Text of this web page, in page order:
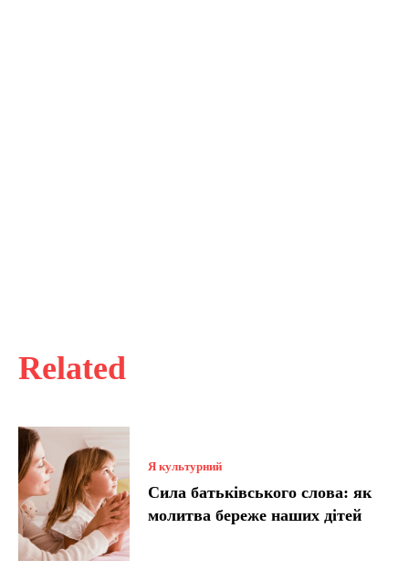
Related
Я культурний
Сила батьківського слова: як
молитва береже наших дітей